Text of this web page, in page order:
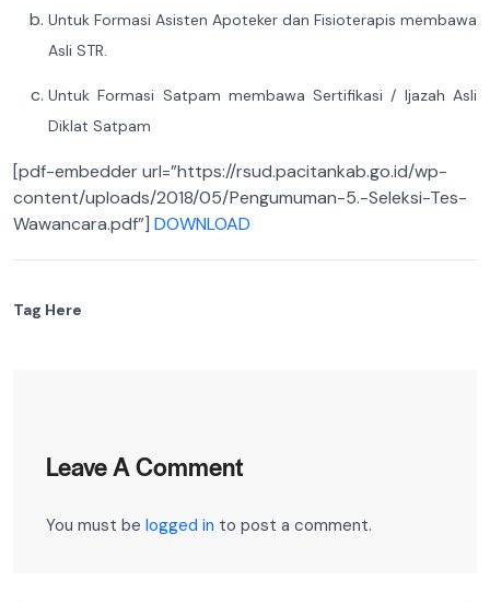
Untuk Formasi Asisten Apoteker dan Fisioterapis membawa
Asli STR.
Untuk Formasi Satpam membawaSertifikasi / IjazahAsli
Diklat Satpam
[pdf-embedder url=”https://rsud.pacitankab.go.id/wp-
content/uploads/2018/05/Pengumuman-5.-Seleksi-Tes-
Wawancara.pdf”] DOWNLOAD
Tag Here
Leave A Comment
You must be logged in to post a comment.